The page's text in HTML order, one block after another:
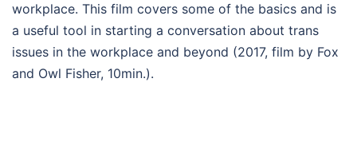
workplace. This film covers some of the basics and is
a useful tool in starting a conversation about trans
issues in the workplace and beyond (2017, film by Fox
and Owl Fisher, 10min.).